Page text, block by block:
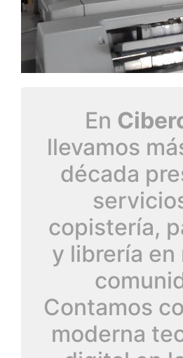
En
llevamos
década
copistería,
y librería en
Contamos
moderna